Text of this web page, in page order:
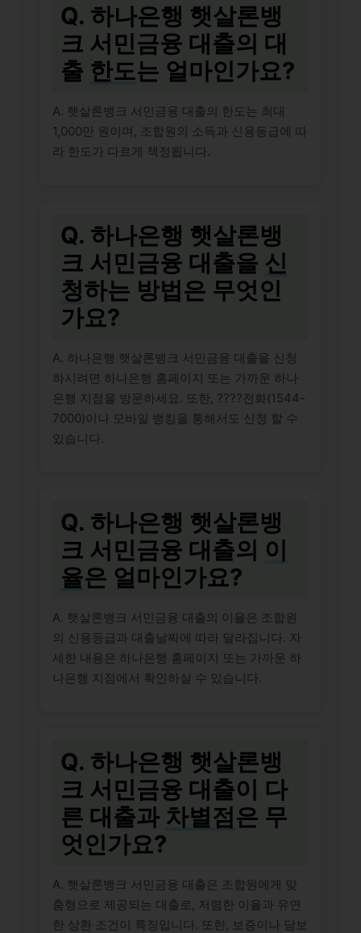
Q. 하나은행 햇살론뱅
크 서민금융 대출의 대
출 한도는 얼마인가요?
A. 햇살론뱅크 서민금융 대출의 한도는 최대
1,000만 원이며, 조합원의 소득과 신용등급에 따
라 한도가 다르게 책정됩니다.
Q. 하나은행 햇살론뱅
크 서민금융 대출을 신
청하는 방법은 무엇인
가요?
A. 하나은행 햇살론뱅크 서민금융 대출을 신청
하시려면 하나은행 홈페이지 또는 가까운 하나
은행 지점을 방문하세요. 또한, ????전화(1544-
7000)이나 모바일 뱅킹을 통해서도 신청 할 수
있습니다.
Q. 하나은행 햇살론뱅
크 서민금융 대출의 이
율은 얼마인가요?
A. 햇살론뱅크 서민금융 대출의 이율은 조합원
의 신용등급과 대출날짜에 따라 달라집니다. 자
세한 내용은 하나은행 홈페이지 또는 가까운 하
나은행 지점에서 확인하실 수 있습니다.
Q. 하나은행 햇살론뱅
크 서민금융 대출이 다
른 대출과 차별점은 무
엇인가요?
A. 햇살론뱅크 서민금융 대출은 조합원에게 맞
춤형으로 제공되는 대출로, 저렴한 이율과 유연
한 상환 조건이 특징입니다. 또한, 보증이나 담보